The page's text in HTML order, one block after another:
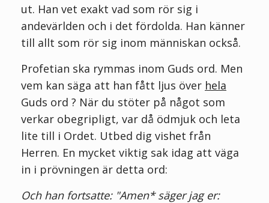
ut. Han vet exakt vad som rör sig i
andevärlden och i det fördolda. Han känner
till allt som rör sig inom människan också.
Profetian ska rymmas inom Guds ord. Men
vem kan säga att han fått ljus över hela
Guds ord ? När du stöter på något som
verkar obegripligt, var då ödmjuk och leta
lite till i Ordet. Utbed dig vishet från
Herren. En mycket viktig sak idag att väga
in i prövningen är detta ord:
Och han fortsatte: "Amen* säger jag er: